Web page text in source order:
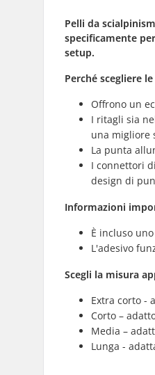
Pelli da
specificamente
setup.
Perché scegliere
Offrono un
I ritagli sia
una migliore
La punta
I connettori
design di
Informazioni
È incluso
L'adesivo
Scegli la misura
Extra corto -
Corto –
Media –
Lunga -